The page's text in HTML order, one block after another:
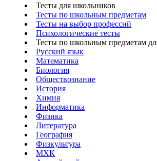
Тесты для школьников
Тесты по школьным предметам
Тесты на выбор профессий
Психологические тесты
Тесты по школьным предметам
Русский язык
Математика
Биология
Обществознание
История
Химия
Информатика
Физика
Литература
География
Физкультура
МХК